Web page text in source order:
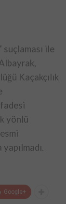
suçlaması ile
Kaçakçılık
yönlü
Google+